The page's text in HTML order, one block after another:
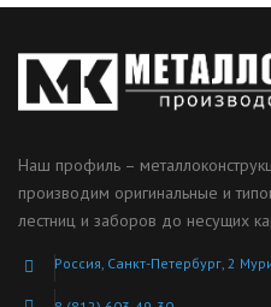
Наш профиль –
производим оригинальные и
лестниц и заборов до несущих
Россия, Санкт-Петербург, 2